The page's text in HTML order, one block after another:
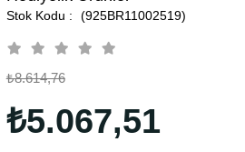
(925BR11002519)
₺8.614,76
₺5.067,51